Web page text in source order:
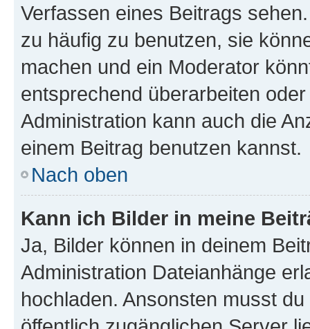
Verfassen eines Beitrags
zu häufig zu benutzen, sie
machen und ein Moderator
entsprechend überarbeiten
Administration kann auch die
einem Beitrag benutzen kannst.
Nach oben
Kann ich Bilder in meine
Ja, Bilder können in deinem
Administration Dateianhänge
hochladen. Ansonsten musst